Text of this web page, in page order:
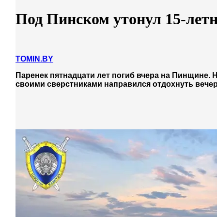
Под Пинском утонул 15-
TOMIN.BY
Паренек пятнадцати лет погиб вчера на Пинщине.
своими сверстниками направился отдохнуть